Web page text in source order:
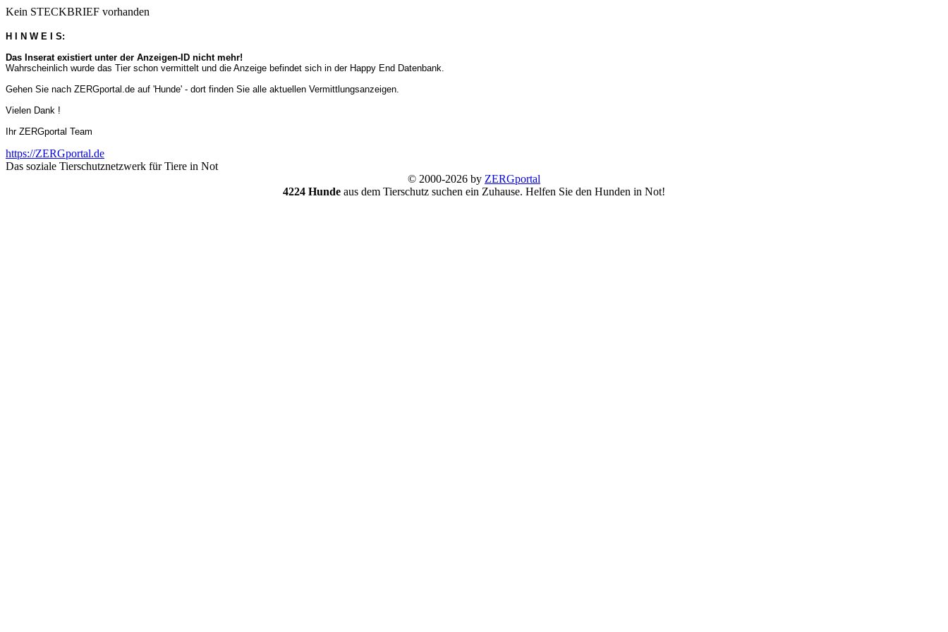
Kein STECKBRIEF vorhanden
H I N W E I S:
Das Inserat existiert unter der Anzeigen-ID nicht mehr!
Wahrscheinlich wurde das Tier schon vermittelt und die Anzeige befindet sich in der Happy End Datenbank.
Gehen Sie nach ZERGportal.de auf 'Hunde' - dort finden Sie alle aktuellen Vermittlungsanzeigen.
Vielen Dank !
Ihr ZERGportal Team
https://ZERGportal.de
Das soziale Tierschutznetzwerk für Tiere in Not
© 2000-2026 by ZERGportal
4224 Hunde aus dem Tierschutz suchen ein Zuhause. Helfen Sie den Hunden in Not!